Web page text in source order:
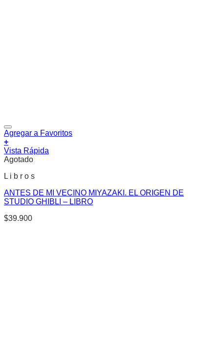
Agregar a Favoritos
+
Vista Rápida
Agotado
L i b r o s
ANTES DE MI VECINO MIYAZAKI. EL ORIGEN DE
STUDIO GHIBLI – LIBRO
$39.900